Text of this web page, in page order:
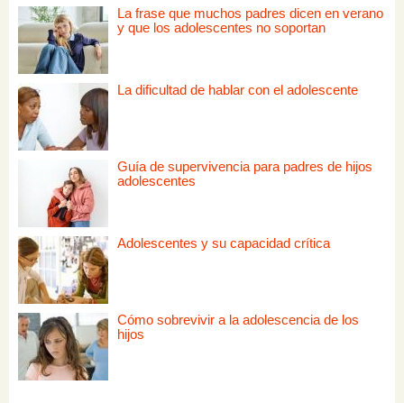
La frase que muchos padres dicen en verano
y que los adolescentes no soportan
La dificultad de hablar con el adolescente
Guía de supervivencia para padres de hijos
adolescentes
Adolescentes y su capacidad crítica
Cómo sobrevivir a la adolescencia de los
hijos